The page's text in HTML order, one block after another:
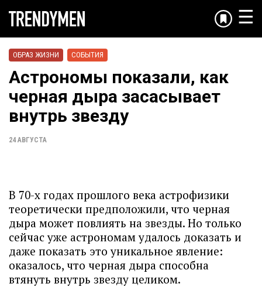
☰
ОБРАЗ ЖИЗНИ СОБЫТИЯ
Астрономы показали, как
черная дыра засасывает
внутрь звезду
24 АВГУСТА
В 70-х годах прошлого века астрофизики
теоретически предположили, что черная
дыра может повлиять на звезды. Но только
сейчас уже астрономам удалось доказать и
даже показать это уникальное явление:
оказалось, что черная дыра способна
втянуть внутрь звезду целиком.